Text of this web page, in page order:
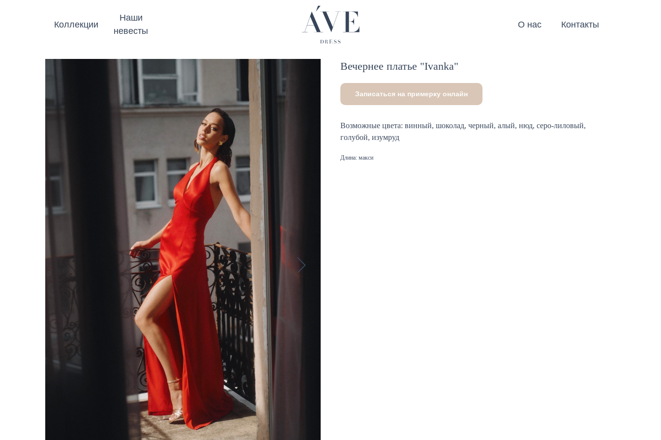
Коллекции
Наши
невесты
О нас Контакты
Вечернее платье "Ivanka"
Записаться на примерку онлайн
Возможные цвета: винный, шоколад, черный, алый, нюд, серо-лиловый,
голубой, изумруд
Длина: макси